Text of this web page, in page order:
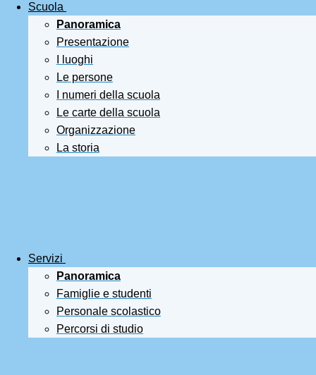
Scuola
Panoramica
Presentazione
I luoghi
Le persone
I numeri della scuola
Le carte della scuola
Organizzazione
La storia
Servizi
Panoramica
Famiglie e studenti
Personale scolastico
Percorsi di studio